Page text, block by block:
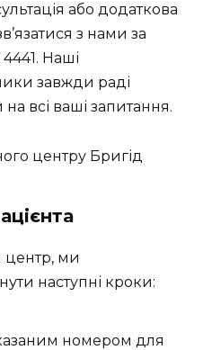
або додаткова
з нами за
Наші
завжди раді
всі ваші запитання.
центр, ми
наступні кроки:
номером для